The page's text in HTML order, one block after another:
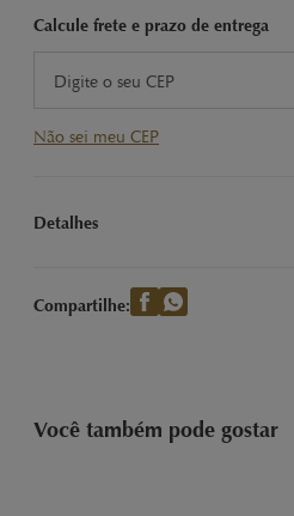
Calcule frete e prazo de entrega
Não sei meu CEP
Detalhes
chocolate Lindt dark e a crocância
Compartilhe:
Você também pode gostar